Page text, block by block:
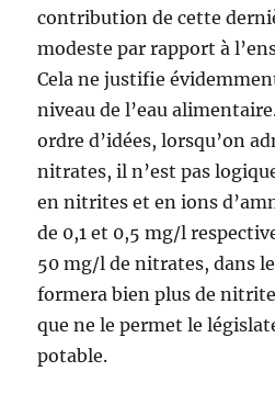
contribution de cette
modeste par rapport à
Cela ne justifie
niveau de l’eau
ordre d’idées, lorsqu’on
nitrates, il n’est pas
en nitrites et en ions
de 0,1 et 0,5 mg/l
50 mg/l de nitrates, dans
formera bien plus de
que ne le permet le
potable.